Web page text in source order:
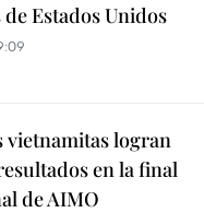
Estados Unidos
vietnamitas logran
en la final
de AIMO